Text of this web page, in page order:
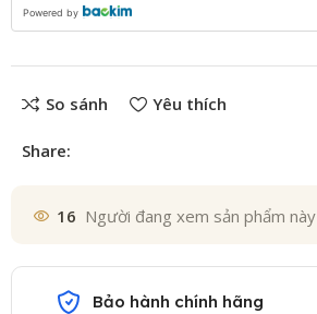
Powered by
So sánh Yêu thích
Share:
16 Người đang xem sản phẩm này
Bảo hành chính hãng